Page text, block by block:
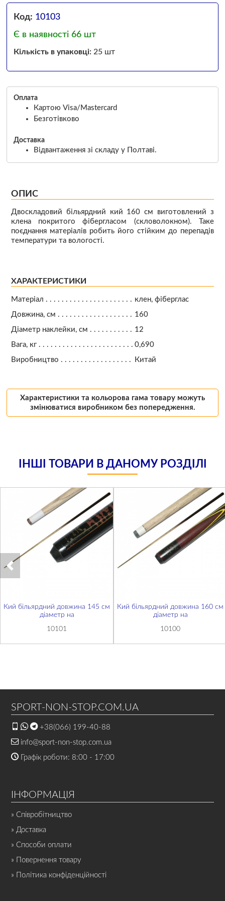
Код: 10103
Є в наявності 66 шт
Кількість в упаковці:25 шт
Оплата
Картою Visa/Mastercard
Безготівково
Доставка
Відвантаження зі складу у Полтаві.
ОПИС
Двоскладовий більярдний кий 160 см виготовлений з
клена покритого фібергласом (скловолокном). Таке
поєднання матеріалів робить його стійким до перепадів
температури та вологості.
ХАРАКТЕРИСТИКИ
Матеріал
клен, фіберглас
Довжина, см
160
Діаметр наклейки, см
12
Вага, кг
0,690
Виробництво
Китай
Характеристики та кольорова гама товару можуть
змінюватися виробником без попередження.
ІНШІ ТОВАРИ В ДАНОМУ РОЗДІЛІ
Кий більярдний довжина 145 см
діаметр на
10101
Кий більярдний довжина 160 см
діаметр на
10100
SPORT-NON-STOP.COM.UA
+38(066) 199-40-88
info@sport-non-stop.com.ua
Графік роботи: 8:00 - 17:00
ІНФОРМАЦІЯ
» Співробітництво
» Доставка
» Способи оплати
» Повернення товару
» Політика конфіденційності